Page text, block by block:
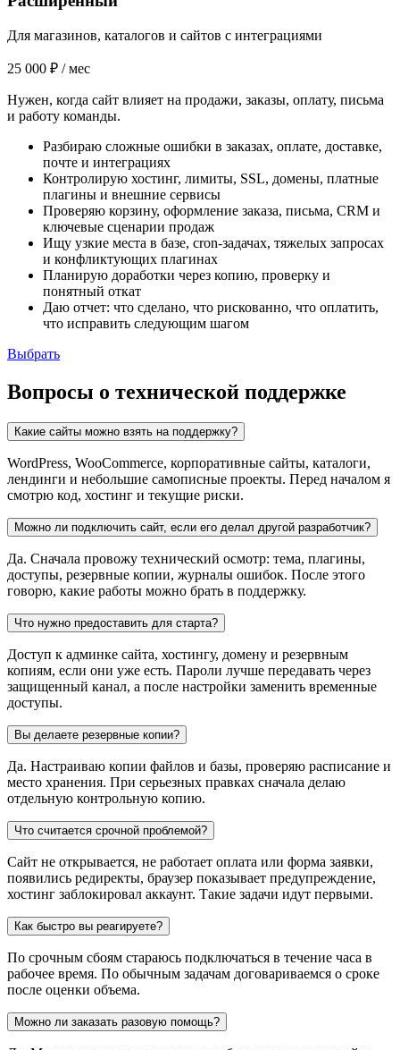
Для магазинов, каталогов и сайтов с интеграциями
25 000 ₽ / мес
Нужен, когда сайт влияет на продажи, заказы, оплату, письма
и работу команды.
Разбираю сложные ошибки в заказах, оплате, доставке,
почте и интеграциях
Контролирую хостинг, лимиты, SSL, домены, платные
плагины и внешние сервисы
Проверяю корзину, оформление заказа, письма, CRM и
ключевые сценарии продаж
Ищу узкие места в базе, cron-задачах, тяжелых запросах
и конфликтующих плагинах
Планирую доработки через копию, проверку и
понятный откат
Даю отчет: что сделано, что рискованно, что оплатить,
что исправить следующим шагом
Выбрать
Вопросы о технической поддержке
Какие сайты можно взять на поддержку?
WordPress, WooCommerce, корпоративные сайты, каталоги,
лендинги и небольшие самописные проекты. Перед началом я
смотрю код, хостинг и текущие риски.
Можно ли подключить сайт, если его делал другой разработчик?
Да. Сначала провожу технический осмотр: тема, плагины,
доступы, резервные копии, журналы ошибок. После этого
говорю, какие работы можно брать в поддержку.
Что нужно предоставить для старта?
Доступ к админке сайта, хостингу, домену и резервным
копиям, если они уже есть. Пароли лучше передавать через
защищенный канал, а после настройки заменить временные
доступы.
Вы делаете резервные копии?
Да. Настраиваю копии файлов и базы, проверяю расписание и
место хранения. При серьезных правках сначала делаю
отдельную контрольную копию.
Что считается срочной проблемой?
Сайт не открывается, не работает оплата или форма заявки,
появились редиректы, браузер показывает предупреждение,
хостинг заблокировал аккаунт. Такие задачи идут первыми.
Как быстро вы реагируете?
По срочным сбоям стараюсь подключаться в течение часа в
рабочее время. По обычным задачам договариваемся о сроке
после оценки объема.
Можно ли заказать разовую помощь?